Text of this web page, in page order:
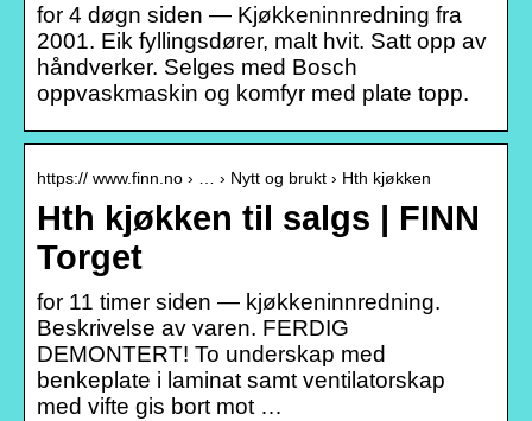
for 4 døgn siden — Kjøkkeninnredning fra
2001. Eik fyllingsdører, malt hvit. Satt opp av
håndverker. Selges med Bosch
oppvaskmaskin og komfyr med plate topp.
https:// www.finn.no › … › Nytt og brukt › Hth kjøkken
Hth kjøkken til salgs | FINN
Torget
for 11 timer siden — kjøkkeninnredning.
Beskrivelse av varen. FERDIG
DEMONTERT! To underskap med
benkeplate i laminat samt ventilatorskap
med vifte gis bort mot …